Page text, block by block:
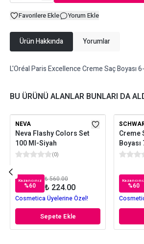
Favorilere Ekle Yorum Ekle
Ürün Hakkında Yorumlar
L'Oréal Paris Excellence Creme Saç Boyası
BU ÜRÜNÜ ALANLAR BUNLARI DA
NEVA
Neva Flashy Colors Set
100 Ml-Siyah
(0)
Kazancınız
%60
₺ 560.00
₺ 224.00
Cosmetica Üyelerine Özel!
Sepete Ekle
Creme
%60